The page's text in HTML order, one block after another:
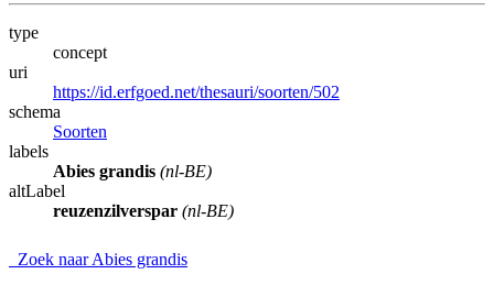
type
concept
uri
https://id.erfgoed.net/thesauri/soorten/502
schema
Soorten
labels
Abies grandis (nl-BE)
altLabel
reuzenzilverspar (nl-BE)
Zoek naar Abies grandis